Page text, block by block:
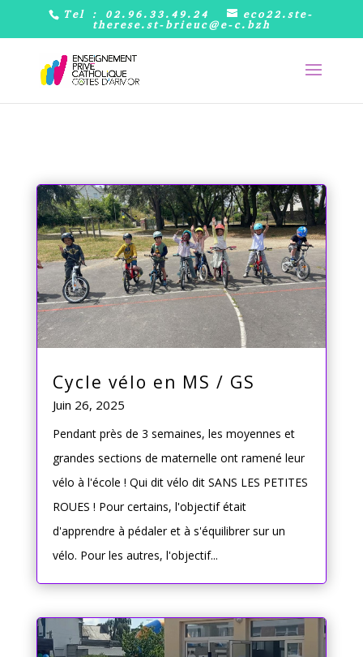
Tel : 02.96.33.49.24 eco22.ste-
therese.st-brieuc@e-c.bzh
Cycle vélo en MS / GS
Juin 26, 2025
Pendant près de 3 semaines, les moyennes et
grandes sections de maternelle ont ramené leur
vélo à l'école ! Qui dit vélo dit SANS LES PETITES
ROUES ! Pour certains, l'objectif était
d'apprendre à pédaler et à s'équilibrer sur un
vélo. Pour les autres, l'objectif...